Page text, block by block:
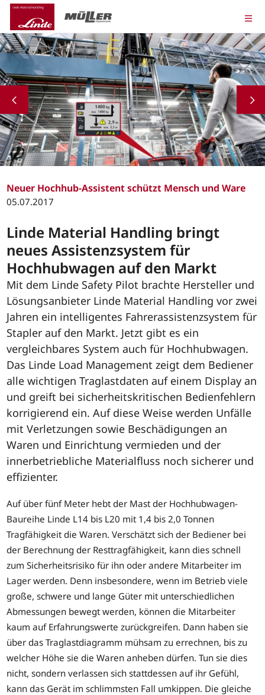
Neuer Hochhub-Assistent schützt Mensch und Ware
05.07.2017
Linde Material Handling bringt
neues Assistenzsystem für
Hochhubwagen auf den Markt
Mit dem Linde Safety Pilot brachte Hersteller und
Lösungsanbieter Linde Material Handling vor zwei
Jahren ein intelligentes Fahrerassistenzsystem für
Stapler auf den Markt. Jetzt gibt es ein
vergleichbares System auch für Hochhubwagen.
Das Linde Load Management zeigt dem Bediener
alle wichtigen Traglastdaten auf einem Display an
und greift bei sicherheitskritischen Bedienfehlern
korrigierend ein. Auf diese Weise werden Unfälle
mit Verletzungen sowie Beschädigungen an
Waren und Einrichtung vermieden und der
innerbetriebliche Materialfluss noch sicherer und
effizienter.
Auf über fünf Meter hebt der Mast der Hochhubwagen-
Baureihe Linde L14 bis L20 mit 1,4 bis 2,0 Tonnen
Tragfähigkeit die Waren. Verschätzt sich der Bediener bei
der Berechnung der Resttragfähigkeit, kann dies schnell
zum Sicherheitsrisiko für ihn oder andere Mitarbeiter im
Lager werden. Denn insbesondere, wenn im Betrieb viele
große, schwere und lange Güter mit unterschiedlichen
Abmessungen bewegt werden, können die Mitarbeiter
kaum auf Erfahrungswerte zurückgreifen. Dann haben sie
über das Traglastdiagramm mühsam zu errechnen, bis zu
welcher Höhe sie die Waren anheben dürfen. Tun sie dies
nicht, sondern verlassen sich stattdessen auf ihr Gefühl,
kann das Gerät im schlimmsten Fall umkippen. Die gleiche